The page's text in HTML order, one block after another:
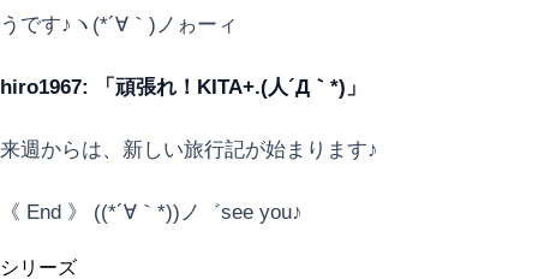
うです♪ヽ(*´∀｀)ノゎーィ
hiro1967: 「頑張れ！KITA+.(人´Д｀*)」
来週からは、新しい旅行記が始まります♪
《 End 》 ((*´∀｀*))ノ゛see you♪
シリーズ